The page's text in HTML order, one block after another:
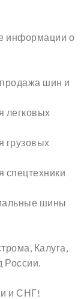
информации о
шин и
легковых
грузовых
шины
Калуга,
России.
и СНГ!